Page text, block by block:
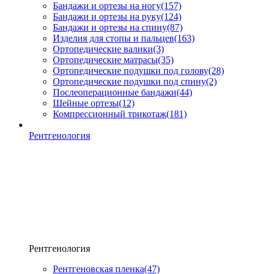
Бандажи и ортезы на ногу(157)
Бандажи и ортезы на руку(124)
Бандажи и ортезы на спину(87)
Изделия для стопы и пальцев(163)
Ортопедические валики(3)
Ортопедические матрасы(35)
Ортопедические подушки под голову(28)
Ортопедические подушки под спину(2)
Послеоперационные бандажи(44)
Шейные ортезы(12)
Компрессионный трикотаж(181)
Рентгенология
Рентгенология
Рентгеновская пленка(47)